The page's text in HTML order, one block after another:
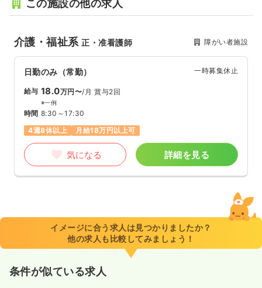
この施設の他の求人
介護・福祉系正・准看護師 障がい者施設
日勤のみ（常勤） 一時募集休止
給与 18.0万円〜/月 賞与2回
※一例
時間 8:30～17:30
4週8休以上
月給18万円以上可
気になる 詳細を見る
イメージに合う求人は見つかりましたか？
他の求人も比較してみましょう！
条件が似ている求人